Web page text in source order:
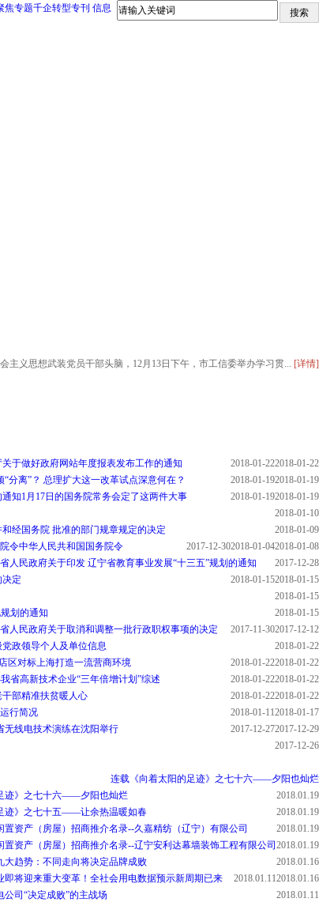
焦专题千企转型专刊 信息
义思想武装党员干部头脑，12月13日下午，市工信委举办学习贯... [详情]
2018-01-22
关于做好政府网站年度报表发布工作的通知
2018-01-22
2018-01-19
“分离”？ 总理扩大这一改革试点深意何在？
2018-01-19
知
2018-01-19
1月17日的国务院常务会定了这两件大事
2018-01-19
2018-01-10
经国务院 批准的部门规章规定的决定
2018-01-09
2018-01-08
令 2018-01-04
中华人民共和国国务院令
2017-12-30
2017-12-28
人民政府关于印发 辽宁省教育事业发展“十三五”规划的通知
2018-01-15
定
2018-01-15
2018-01-15
划的通知
2018-01-15
2017-12-12
人民政府关于取消和调整一批行政职权事项的决定
2017-11-30
政领导个人及单位信息
2018-01-22
2018-01-22
区对标上海打造一流营商环境
2018-01-22
2018-01-22
省高新技术企业“三年倍增计划”综述
2018-01-22
2018-01-22
部精准扶贫暖人心
2018-01-22
2018-01-17
行简况
2018-01-11
2017-12-29
无线电技术演练在沈阳举行
2017-12-27
2017-12-26
连载《向着太阳的足迹》之七十六——夕阳也灿烂
迹》之七十六——夕阳也灿烂
2018.01.19
迹》之七十五——让余热温暖如春
2018.01.19
置资产（房屋）招商推介名录--久嘉精纺（辽宁）有限公司
2018.01.19
置资产（房屋）招商推介名录--辽宁安利达幕墙装饰工程有限公司 2018.01.19
大趋势：不同走向将决定品牌成败
2018.01.16
即将迎来重大变革！
2018.01.16
全社会用电数据预示新周期已来
2018.01.11
公司“决定成败”的主战场
2018.01.11